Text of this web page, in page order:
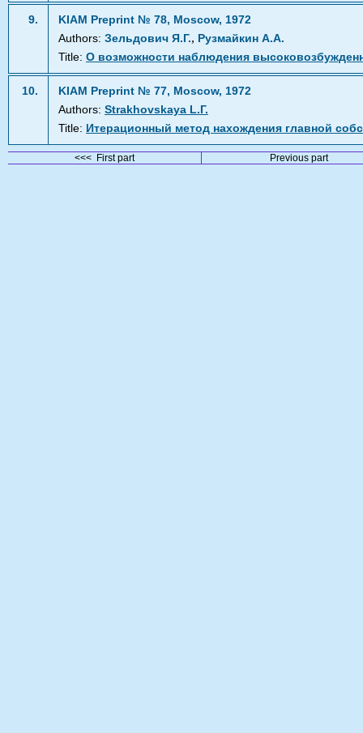
9.
KIAM Preprint № 78, Moscow, 1972
Authors: Зельдович Я.Г., Рузмайкин А.А.
Title: О возможности наблюдения
10.
KIAM Preprint № 77, Moscow, 1972
Authors: Strakhovskaya L.Г.
Title: Итерационный метод нахождения главной
<<< First part Previous part